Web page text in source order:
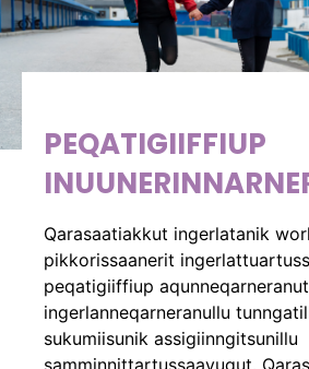
PEQATIGIIFFIUP
Qarasaatiakkut ingerlatanik
pikkorissaanerit
peqatigiiffiup aqunneqarneranut
ingerlanneqarneranullu
sukumiisunik assigiinngitsunillu